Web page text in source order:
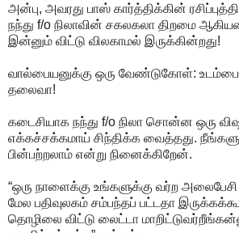
அன்பு, அவரது பாஸ் கார்த்திக்கின்
நந்து f/o நிலாவின் சகலகலா திறமை
இன்னும் விட்டு விலகாமல் இருக்கின்றது!
வால்பையனுக்கு ஒரு வேண்டுகோள்:
தலைவா!
கடைசியாக நந்து f/o நிலா சொன்ன ஒரு
எக்கச்சக்கமாய் சிந்திக்க வைத்தது.
பின்பற்றலாம் என்று நினைக்கிறேன்.
“ஒரு நாளைக்கு உங்களுக்கு வர்ற
மேல பதிவுலகம் சம்பந்தப் பட்டதா
தொழிலை விட்டு லைட்டா